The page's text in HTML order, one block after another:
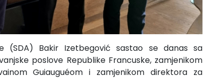
(SDA) Bakir Izetbegović sastao se danas sa
poslove Republike Francuske, zamjenikom
Guiauguéom i zamjenikom direktora za